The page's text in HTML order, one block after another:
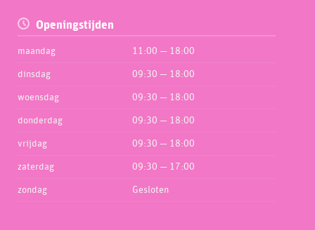
Openingstijden
maandag 11:00 — 18:00
dinsdag 09:30 — 18:00
woensdag 09:30 — 18:00
donderdag 09:30 — 18:00
vrijdag 09:30 — 18:00
zaterdag 09:30 — 17:00
zondag Gesloten